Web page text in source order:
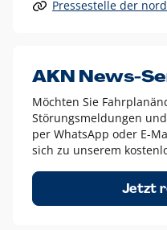
Alle anderen Logo-
Diese Ausnahmen sind zum
dem AKN Blau,
weißes Logo auf
schwarzes Logo für
Um das Logo herum muss
Höhe bzw. Breite des N aus
Pressestelle der
AKN News-
Möchten Sie
Störungsmeldungen
per WhatsApp oder E-
sich zu unserem
Jetzt